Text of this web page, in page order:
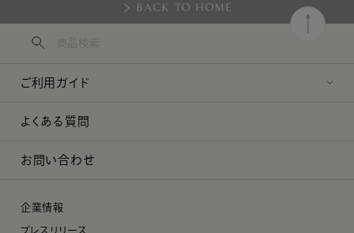
BACK TO HOME
ご利用ガイド
よくある質問
お問い合わせ
企業情報
プレスリリース